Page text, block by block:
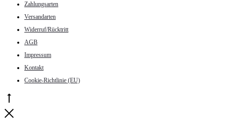
Zahlungsarten
Versandarten
Widerruf/Rücktritt
AGB
Impressum
Kontakt
Cookie-Richtlinie (EU)